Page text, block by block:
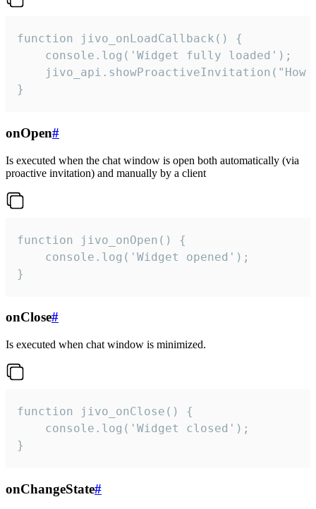
function jivo_onLoadCallback() {
    console.log('Widget fully loaded');
jivo_api.showProactiveInvitation("How
}
onOpen#
Is executed when the chat window is open both automatically (via
proactive invitation) and manually by a client
function jivo_onOpen() {
    console.log('Widget opened');
}
onClose#
Is executed when chat window is minimized.
function jivo_onClose() {
    console.log('Widget closed');
}
onChangeState#